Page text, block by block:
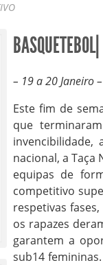
– 19 a 20 Janeiro –
Este fim de
que
invencibilidade,
nacional, a Taça
equipas de
competitivo
respetivas
os rapazes
garantem a
sub14